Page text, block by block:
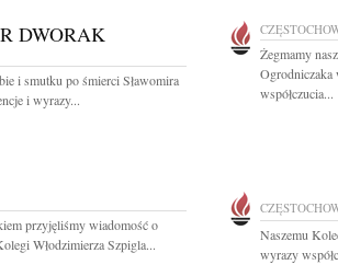
DWORAK
i smutku po śmierci Sławomira
i wyrazy...
Żegmamy
Ogrodniczaka
współczucia...
przyjęliśmy wiadomość o
Włodzimierza Szpigla...
Naszemu
wyrazy